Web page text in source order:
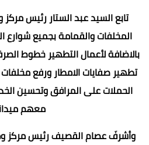
تابع السيد عبد الستار رئيس
المخلفات والقمامة بجميع شوارع
بالاضافة لأعمال التطهير خطوط
تطهير صفايات الامطار ورفع
الحملات على المرافق وتحسين
معهم
وأشرفَ عصام القصيف رئيس مركز